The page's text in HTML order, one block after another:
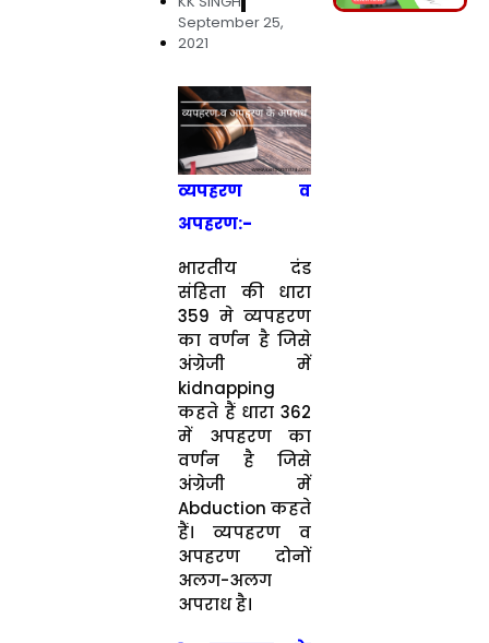
September 25,
2021
व्यपहरण व
अपहरण:-
भारतीय दंड
संहिता की धारा
359 मे व्यपहरण
का वर्णन है जिसे
अंग्रेजी में
kidnapping
कहते हैं धारा 362
में अपहरण का
वर्णन है जिसे
अंग्रेजी में
Abduction कहते
हैं। व्यपहरण व
अपहरण दोनों
अलग-अलग
अपराध है।